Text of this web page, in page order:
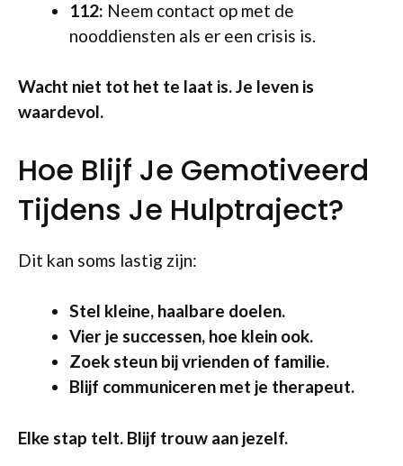
112: Neem contact op met de
nooddiensten als er een crisis is.
Wacht niet tot het te laat is. Je leven is
waardevol.
Hoe Blijf Je Gemotiveerd
Tijdens Je Hulptraject?
Dit kan soms lastig zijn:
Stel kleine, haalbare doelen.
Vier je successen, hoe klein ook.
Zoek steun bij vrienden of familie.
Blijf communiceren met je therapeut.
Elke stap telt. Blijf trouw aan jezelf.